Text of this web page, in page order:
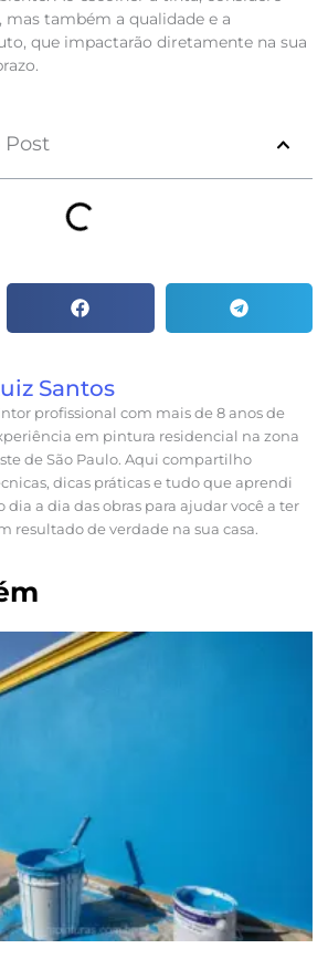
mas também a qualidade e a
que impactarão diretamente na sua
Post
Santos
profissional com mais de 8 anos de
em pintura residencial na zona
de São Paulo. Aqui compartilho
dicas práticas e tudo que aprendi
dia a dia das obras para ajudar você a ter
resultado de verdade na sua casa.